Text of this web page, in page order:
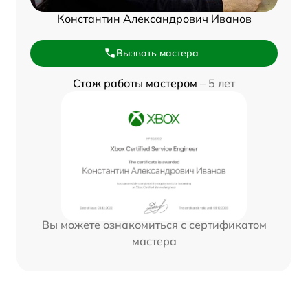
Константин Александрович Иванов
Вызвать мастера
Стаж работы мастером – 5 лет
Вы можете ознакомиться с сертификатом
мастера